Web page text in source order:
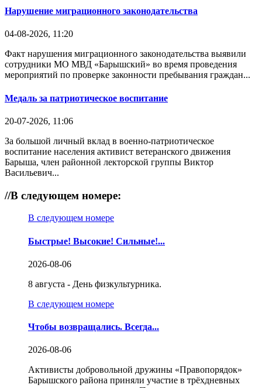
Нарушение миграционного законодательства
04-08-2026, 11:20
Факт нарушения миграционного законодательства выявили
сотрудники МО МВД «Барышский» во время проведения
мероприятий по проверке законности пребывания граждан...
Медаль за патриотическое воспитание
20-07-2026, 11:06
За большой личный вклад в военно-патриотическое
воспитание населения активист ветеранского движения
Барыша, член районной лекторской группы Виктор
Васильевич...
//В следующем номере:
В следующем номере
Быстрые! Высокие! Сильные!...
2026-08-06
8 августа - День физкультурника.
В следующем номере
Чтобы возвращались. Всегда...
2026-08-06
Активисты добровольной дружины «Правопорядок»
Барышского района приняли участие в трёхдневных